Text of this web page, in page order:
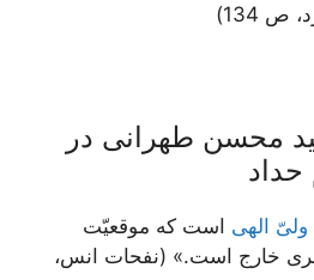
134)
محسن طهرانی در
ولىّ الهى است كه موقعيّت
خارج است.» (نفحات انس،